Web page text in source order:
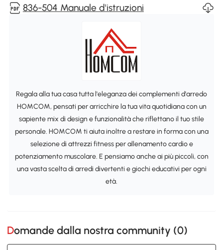
836-504 Manuale d'istruzioni
Regala alla tua casa tutta l'eleganza dei complementi d'arredo
HOMCOM, pensati per arricchire la tua vita quotidiana con un
sapiente mix di design e funzionalità che riflettano il tuo stile
personale. HOMCOM ti aiuta inoltre a restare in forma con una
selezione di attrezzi fitness per allenamento cardio e
potenziamento muscolare. E pensiamo anche ai più piccoli, con
una vasta scelta di arredi divertenti e giochi educativi per ogni
età.
Domande dalla nostra community (0)